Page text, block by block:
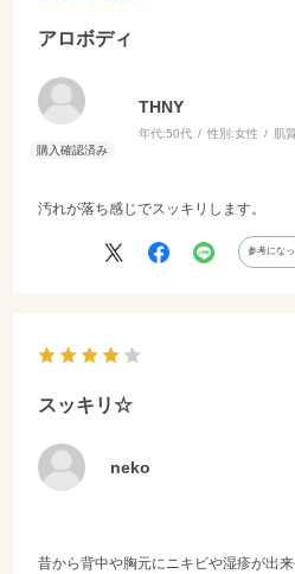
アロボディ
THNY
年代:50代 性別:女性 肌
汚れが落ち感じでスッキリします。
参考にな
スッキリ☆
neko
昔から背中や胸元にニキビや湿疹が出